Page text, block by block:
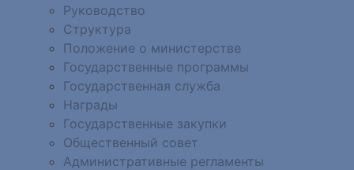
Руководство
Структура
Положение о министерстве
Государственные программы
Государственная служба
Награды
Государственные закупки
Общественный совет
Административные регламенты